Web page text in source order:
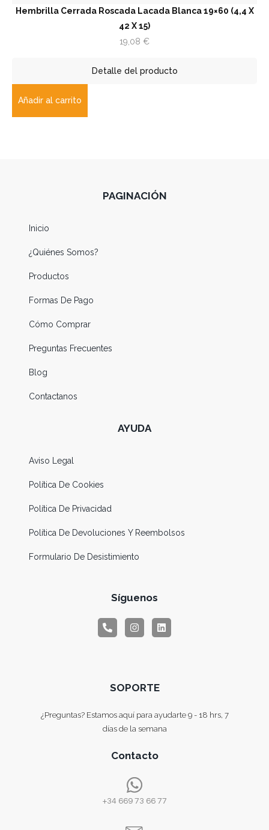
Hembrilla Cerrada Roscada Lacada Blanca 19×60 (4,4 X
42 X 15)
19,08 €
Detalle del producto
Añadir al carrito
PAGINACIÓN
Inicio
¿Quiénes Somos?
Productos
Formas De Pago
Cómo Comprar
Preguntas Frecuentes
Blog
Contactanos
AYUDA
Aviso Legal
Política De Cookies
Política De Privacidad
Política De Devoluciones Y Reembolsos
Formulario De Desistimiento
Síguenos
SOPORTE
¿Preguntas? Estamos aquí para ayudarte 9 - 18 hrs, 7
días de la semana
Contacto
+34 669 73 66 77